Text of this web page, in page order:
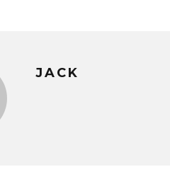
JACK